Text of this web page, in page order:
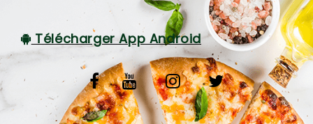
Télécharger App Android